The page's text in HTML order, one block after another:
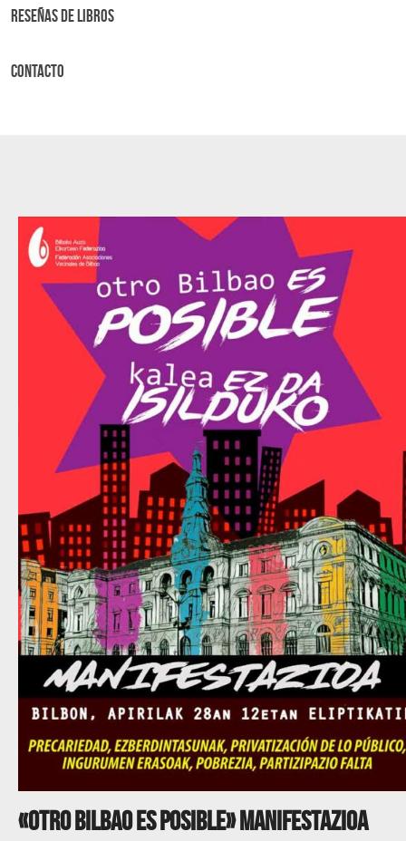
Reseñas de libros
Contacto
«Otro Bilbao es posible» Manifestazioa